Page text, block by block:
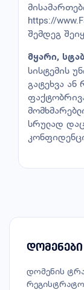
https://
შემდეგ
მყარი,
სისტემის
გატეხვა ან
სრულად
დომენები
დომენის